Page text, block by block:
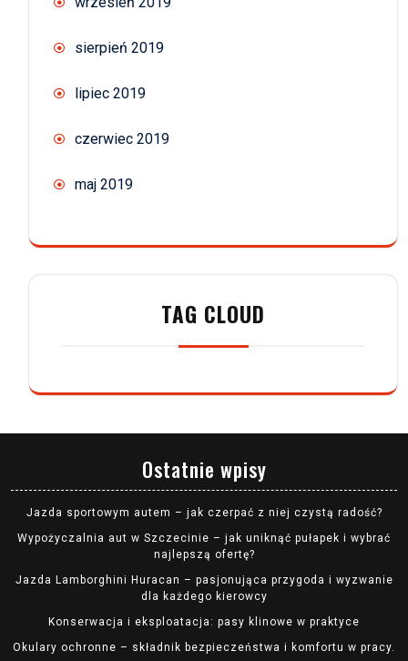
sierpień 2019
lipiec 2019
czerwiec 2019
maj 2019
TAG CLOUD
Ostatnie wpisy
Jazda sportowym autem – jak czerpać z niej czystą radość?
Wypożyczalnia aut w Szczecinie – jak uniknąć pułapek i wybrać
najlepszą ofertę?
Jazda Lamborghini Huracan – pasjonująca przygoda i wyzwanie
dla każdego kierowcy
Konserwacja i eksploatacja: pasy klinowe w praktyce
Okulary ochronne – składnik bezpieczeństwa i komfortu w pracy.